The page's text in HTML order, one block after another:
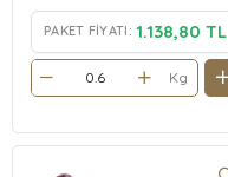
PAKET FIYATI: 1.138,80 TL
Kg